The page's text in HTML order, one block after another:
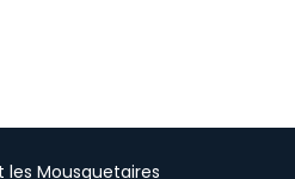
Mousquetaires